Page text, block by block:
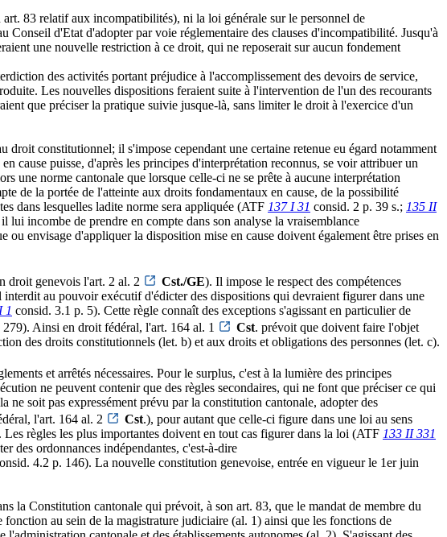
83 relatif aux incompatibilités), ni la loi générale sur le personnel de
d'Etat d'adopter par voie réglementaire des clauses d'incompatibilité. Jusqu'à
une nouvelle restriction à ce droit, qui ne reposerait sur aucun fondement
des activités portant préjudice à l'accomplissement des devoirs de service,
Les nouvelles dispositions feraient suite à l'intervention de l'un des recourants
que préciser la pratique suivie jusque-là, sans limiter le droit à l'exercice d'un
constitutionnel; il s'impose cependant une certaine retenue eu égard notamment
cause puisse, d'après les principes d'interprétation reconnus, se voir attribuer un
une norme cantonale que lorsque celle-ci ne se prête à aucune interprétation
de la portée de l'atteinte aux droits fondamentaux en cause, de la possibilité
dans lesquelles ladite norme sera appliquée (ATF 137 I 31 consid. 2 p. 39 s.; 135 II
incombe de prendre en compte dans son analyse la vraisemblance
envisage d'appliquer la disposition mise en cause doivent également être prises en
droit genevois l'art. 2 al. 2 Cst./GE). Il impose le respect des compétences
au pouvoir exécutif d'édicter des dispositions qui devraient figurer dans une
1 consid. 3.1 p. 5). Cette règle connaît des exceptions s'agissant en particulier de
Ainsi en droit fédéral, l'art. 164 al. 1 Cst. prévoit que doivent faire l'objet
des droits constitutionnels (let. b) et aux droits et obligations des personnes (let. c).
et arrêtés nécessaires. Pour le surplus, c'est à la lumière des principes
ne peuvent contenir que des règles secondaires, qui ne font que préciser ce qui
soit pas expressément prévu par la constitution cantonale, adopter des
l'art. 164 al. 2
Cst.), pour autant que celle-ci figure dans une loi au sens
règles les plus importantes doivent en tout cas figurer dans la loi (ATF 133 II 331
des ordonnances indépendantes, c'est-à-dire
4.2 p. 146). La nouvelle constitution genevoise, entrée en vigueur le 1er juin
la Constitution cantonale qui prévoit, à son art. 83, que le mandat de membre du
au sein de la magistrature judiciaire (al. 1) ainsi que les fonctions de